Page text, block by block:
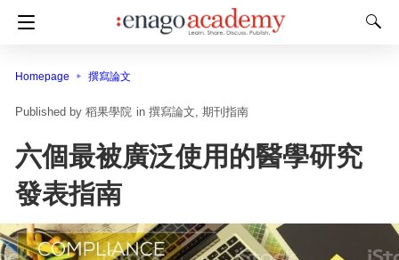
Homepage 撰寫論文
稻果學院 in 撰寫論文 期刊指南
六個最被廣泛使用的醫學研究
發表指南